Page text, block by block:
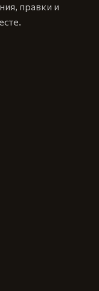
правки и